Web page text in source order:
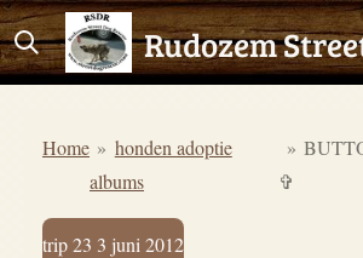
Ga
direct
hoofdinhoud
Home » honden adoptie
albums
»
✞
trip 23 3 juni 2012